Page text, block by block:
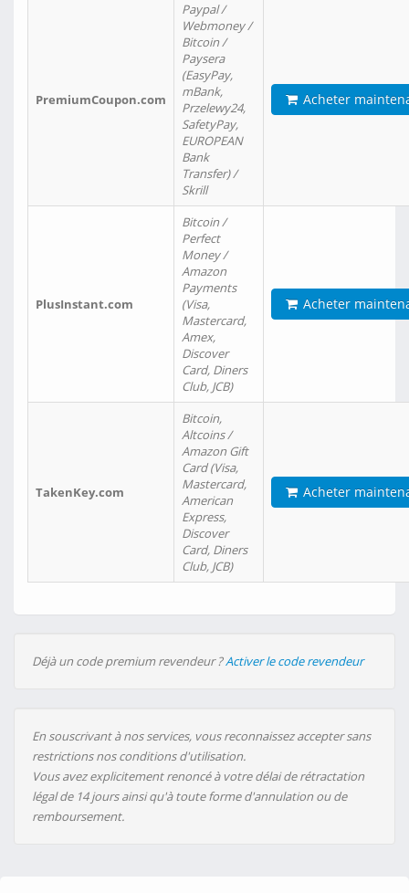
PremiumCoupon.com
Paypal /
Webmoney /
Bitcoin /
Paysera
(EasyPay,
mBank,
Przelewy24,
SafetyPay,
EUROPEAN
Bank
Transfer) /
Skrill
Acheter
PlusInstant.com
Bitcoin /
Perfect
Money /
Amazon
Payments
(Visa,
Mastercard,
Amex,
Discover
Card, Diners
Club, JCB)
Acheter
TakenKey.com
Bitcoin,
Altcoins /
Amazon Gift
Card (Visa,
Mastercard,
American
Express,
Discover
Card, Diners
Club, JCB)
Acheter
Déjà un code premium revendeur ?Activer le code revendeur
En souscrivant à nos services, vous reconnaissez accepter sans
restrictions nos conditions d'utilisation.
Vous avez explicitement renoncé à votre délai de rétractation
légal de 14 jours ainsi qu'à toute forme d'annulation ou de
remboursement.